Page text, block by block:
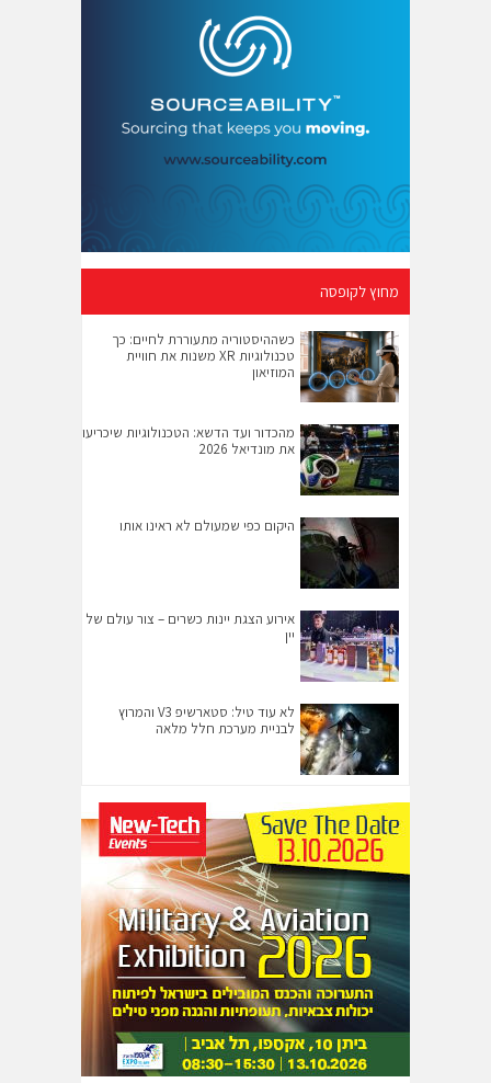
מחוץ לקופסה
כשההיסטוריה מתעוררת לחיים: כך
טכנולוגיות XR משנות את חוויית
המוזיאון
מהכדור ועד הדשא: הטכנולוגיות שיכריעו
את מונדיאל 2026
היקום כפי שמעולם לא ראינו אותו
אירוע הצגת יינות כשרים – צור עולם של
יין
לא עוד טיל: סטארשיפ V3 והמרוץ
לבניית מערכת חלל מלאה